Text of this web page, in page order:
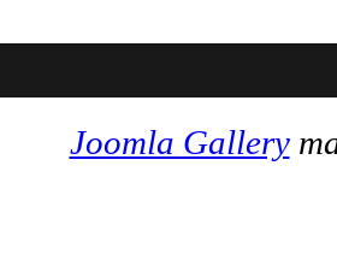
Joomla Gallery